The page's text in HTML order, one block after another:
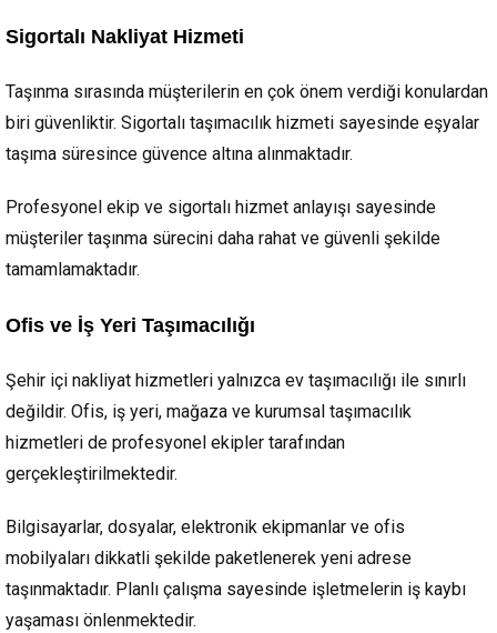
Sigortalı Nakliyat Hizmeti
Taşınma sırasında müşterilerin en çok önem verdiği konulardan
biri güvenliktir. Sigortalı taşımacılık hizmeti sayesinde eşyalar
taşıma süresince güvence altına alınmaktadır.
Profesyonel ekip ve sigortalı hizmet anlayışı sayesinde
müşteriler taşınma sürecini daha rahat ve güvenli şekilde
tamamlamaktadır.
Ofis ve İş Yeri Taşımacılığı
Şehir içi nakliyat hizmetleri yalnızca ev taşımacılığı ile sınırlı
değildir. Ofis, iş yeri, mağaza ve kurumsal taşımacılık
hizmetleri de profesyonel ekipler tarafından
gerçekleştirilmektedir.
Bilgisayarlar, dosyalar, elektronik ekipmanlar ve ofis
mobilyaları dikkatli şekilde paketlenerek yeni adrese
taşınmaktadır. Planlı çalışma sayesinde işletmelerin iş kaybı
yaşaması önlenmektedir.